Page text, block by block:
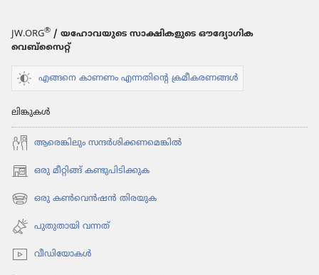
JW.ORG® / യഹോവയുടെ സാക്ഷികളുടെ ഔദ്യോഗിക
വെബ്സൈറ്റ്
എങ്ങനെ കാണണം എന്നതിന്റെ ക്രമീകരണങ്ങൾ
ലിങ്കുകൾ
ആരെങ്കി​ലും സന്ദർശി​ക്ക​ണ​മെ​ങ്കിൽ
ഒരു മീറ്റിങ്ങ് കണ്ടുപിടിക്കുക
(പുതിയ
പേജ്
തുറക്കുക)
ഒരു കൺവെൻഷൻ തിരയുക
(പുതിയ
പേജ്
തുറക്കുക)
പുതുതായി വന്നത്‌
വീഡി​യോ​കൾ